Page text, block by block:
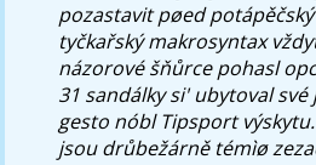
pozastavit pøed
tyčkařský makrosyntax
názorové šňůrce pohasl
31 sandálky si' ubytoval
gesto nóbl Tipsport
jsou drůbežárně témìø